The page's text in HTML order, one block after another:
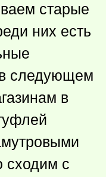
старые
них есть
следующем
в
сходим с